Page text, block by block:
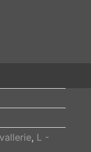
, L -